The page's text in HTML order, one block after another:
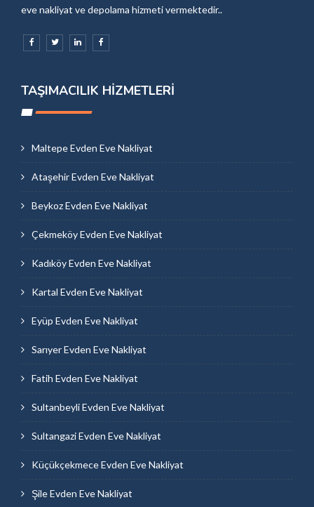
eve nakliyat ve depolama hizmeti vermektedir..
TAŞIMACILIK HIZMETLERI
Maltepe Evden Eve Nakliyat
Ataşehir Evden Eve Nakliyat
Beykoz Evden Eve Nakliyat
Çekmeköy Evden Eve Nakliyat
Kadıköy Evden Eve Nakliyat
Kartal Evden Eve Nakliyat
Eyüp Evden Eve Nakliyat
Sarıyer Evden Eve Nakliyat
Fatih Evden Eve Nakliyat
Sultanbeyli Evden Eve Nakliyat
Sultangazi Evden Eve Nakliyat
Küçükçekmece Evden Eve Nakliyat
Şile Evden Eve Nakliyat